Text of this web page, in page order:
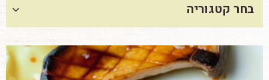
בחר קטגוריה